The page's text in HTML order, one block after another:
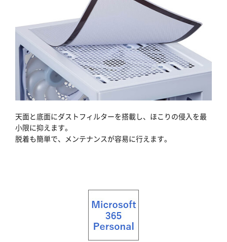
天面と底面にダストフィルターを搭載し、ほこりの侵入を最
小限に抑えます。
脱着も簡単で、メンテナンスが容易に行えます。